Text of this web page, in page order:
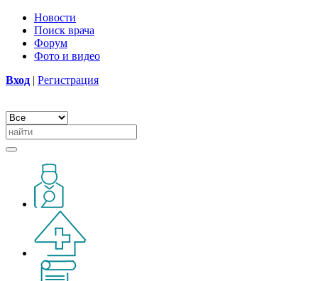
Новости
Поиск врача
Форум
Фото и видео
Вход | Регистрация